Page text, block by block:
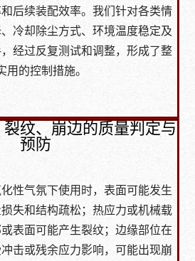
后续装配效率。我们针对各类情
冷却除尘方式、环境温度稳定及
经过反复测试和调整，形成了整
用的控制措施。
纹、崩边的质量判定与
预防
性气氛下使用时，表面可能发生
失和结构疏松；热应力或机械载
表面可能产生裂纹；边缘部位在
击或残余应力影响，可能出现崩